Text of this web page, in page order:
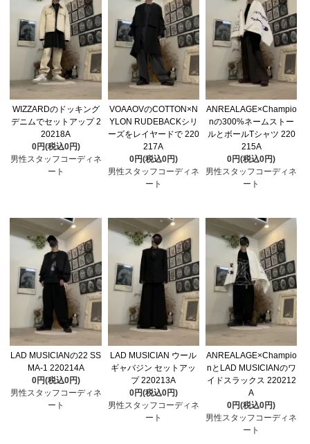
WIZZARDのドッキング
デニムでセットアップ 2
20218A
0円(税込0円)
男性スタッフコーディネ
ート
VOAAOVのCOTTON×N
YLON RUDEBACKシリ
ーズをレイヤードで 220
217A
0円(税込0円)
男性スタッフコーディネ
ート
ANREALAGE×Champio
nの300%ネームストー
ルとボールTシャツ 220
215A
0円(税込0円)
男性スタッフコーディネ
ート
LAD MUSICIANの22 SS
MA-1 220214A
0円(税込0円)
男性スタッフコーディネ
ート
LAD MUSICIAN ウール
ギャバジン セットアッ
プ 220213A
0円(税込0円)
男性スタッフコーディネ
ート
ANREALAGE×Champio
nとLAD MUSICIANのワ
イドスラックス 220212
A
0円(税込0円)
男性スタッフコーディネ
ート